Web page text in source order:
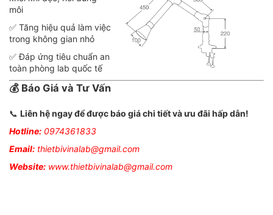
môi
✅ Tăng hiệu quả làm việc
trong không gian nhỏ
✅ Đáp ứng tiêu chuẩn an
toàn phòng lab quốc tế
💰 Báo Giá và Tư Vấn
📞 Liên hệ ngay để được báo giá chi tiết và ưu đãi hấp dẫn!
Hotline: 0974361833
Email: thietbivinalab@gmail.com
Website: www.thietbivinalab@gmail.com